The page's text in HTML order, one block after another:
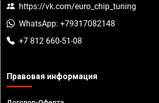
https://vk.com/euro_chip_tuning
WhatsApp: +79317082148
+7 812 660-51-08
Правовая информация